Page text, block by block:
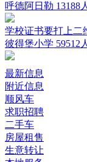
呼德阿日勒 13188
学校证书要打上二
彼得堡小学 59512
最新信息
附近信息
顺风车
求职招聘
二手车
房屋租售
生意转让